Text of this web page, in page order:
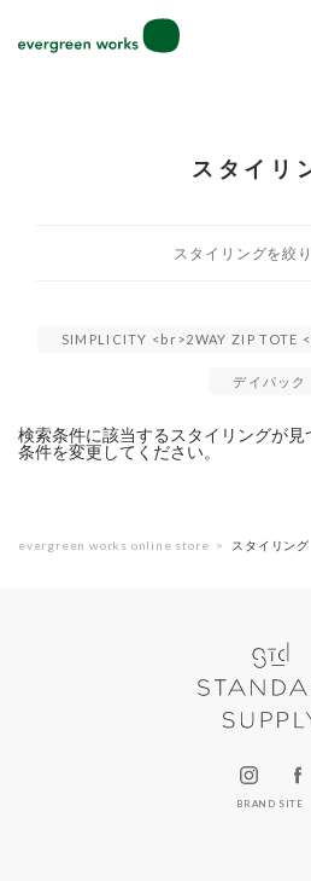
2027年ご入学用ランドセル受
スタイリ
SIMPLICITY <br>2WAY ZIP TOTE
デイパック
検索条件に該当するスタイリングが
条件を変更してください。
evergreen works online store スタイリング
BRAND SITE